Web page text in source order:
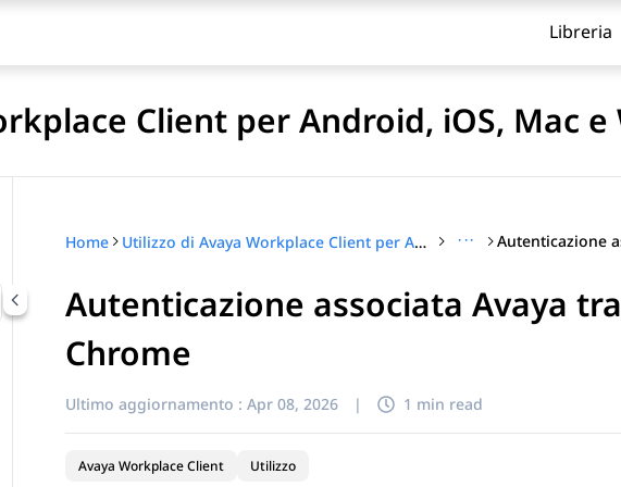
Libreria
Client per Android, iOS, Mac e
per titolo
Home Utilizzo di Avaya Workplace Client per Android, iOS, Mac e Windows ···
Autenticazione associata Avaya
Chrome
Ultimo aggiornamento : Apr 08, 2026 | 1 min read
Avaya Workplace Client Utilizzo